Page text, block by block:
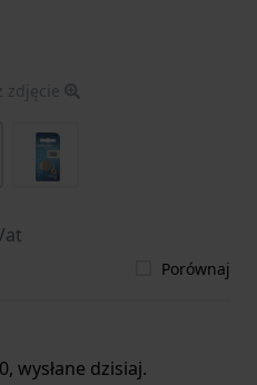
zdjęcie
Porównaj
wysłane dzisiaj.